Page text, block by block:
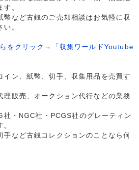
。
幣など古銭のご売却相談はお気軽に収
。
をクリック→「収集ワールドYoutube
イン、紙幣、切手、収集用品を売買す
理販売、オークション代行などの業務
社・NGC社・PCGS社のグレーティン
手など古銭コレクションのことなら何